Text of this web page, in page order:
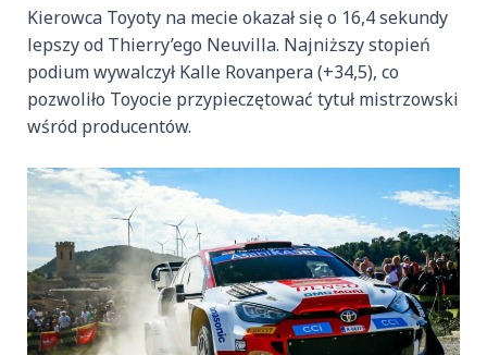
Kierowca Toyoty na mecie okazał się o 16,4 sekundy
lepszy od Thierry’ego Neuvilla. Najniższy stopień
podium wywalczył Kalle Rovanpera (+34,5), co
pozwoliło Toyocie przypieczętować tytuł mistrzowski
wśród producentów.